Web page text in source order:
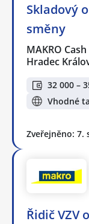
Skladový
směny
MAKRO
Hradec
32 000 –
Vhodné
Zveřejněno: 7.
Řidič VZV